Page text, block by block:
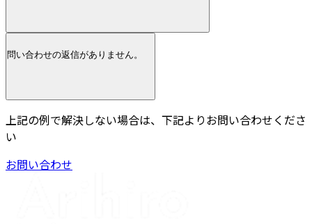
問い合わせの返信がありません。
上記の例で解決しない場合は、下記よりお問い合わせくださ
い
お問い合わせ